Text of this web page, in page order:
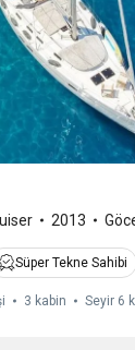
2013
Süper Tekne Sahibi
3 kabin Seyir 6